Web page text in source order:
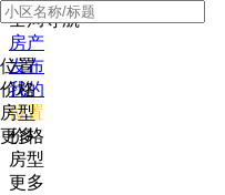
全局导航
房产
发布
我的
位置
价格
房型
更多
位置
价格
房型
更多